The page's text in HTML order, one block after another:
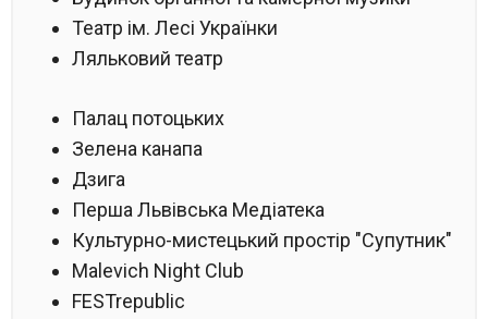
Театр ім. Лесі Українки
Ляльковий театр
Палац потоцьких
Зелена канапа
Дзига
Перша Львівська Медіатека
Культурно-мистецький простір "Супутник"
Malevich Night Club
FESTrepublic